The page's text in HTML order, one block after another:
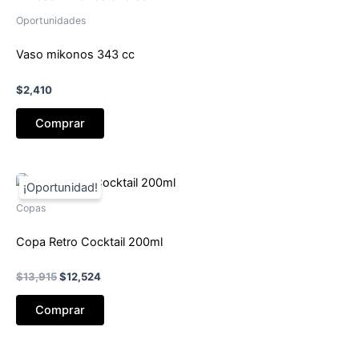
Oportunidades
Vaso mikonos 343 cc
$2,410
Comprar
Copas
Copa Retro Cocktail 200ml
$13,915El
era:
$12,524El
Comprar